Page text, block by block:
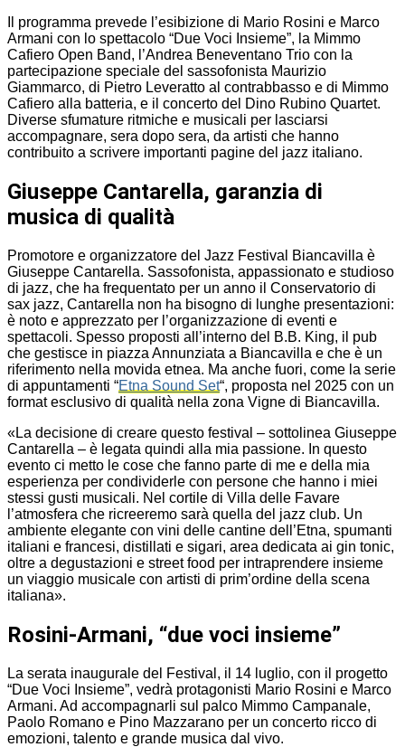
Il programma prevede l’esibizione di Mario Rosini e Marco
Armani con lo spettacolo “Due Voci Insieme”, la Mimmo
Cafiero Open Band, l’Andrea Beneventano Trio con la
partecipazione speciale del sassofonista Maurizio
Giammarco, di Pietro Leveratto al contrabbasso e di Mimmo
Cafiero alla batteria, e il concerto del Dino Rubino Quartet.
Diverse sfumature ritmiche e musicali per lasciarsi
accompagnare, sera dopo sera, da artisti che hanno
contribuito a scrivere importanti pagine del jazz italiano.
Giuseppe Cantarella, garanzia di
musica di qualità
Promotore e organizzatore del Jazz Festival Biancavilla è
Giuseppe Cantarella. Sassofonista, appassionato e studioso
di jazz, che ha frequentato per un anno il Conservatorio di
sax jazz, Cantarella non ha bisogno di lunghe presentazioni:
è noto e apprezzato per l’organizzazione di eventi e
spettacoli. Spesso proposti all’interno del B.B. King, il pub
che gestisce in piazza Annunziata a Biancavilla e che è un
riferimento nella movida etnea. Ma anche fuori, come la serie
di appuntamenti “Etna Sound Set“, proposta nel 2025 con un
format esclusivo di qualità nella zona Vigne di Biancavilla.
«La decisione di creare questo festival – sottolinea Giuseppe
Cantarella – è legata quindi alla mia passione. In questo
evento ci metto le cose che fanno parte di me e della mia
esperienza per condividerle con persone che hanno i miei
stessi gusti musicali. Nel cortile di Villa delle Favare
l’atmosfera che ricreeremo sarà quella del jazz club. Un
ambiente elegante con vini delle cantine dell’Etna, spumanti
italiani e francesi, distillati e sigari, area dedicata ai gin tonic,
oltre a degustazioni e street food per intraprendere insieme
un viaggio musicale con artisti di prim’ordine della scena
italiana».
Rosini-Armani, “due voci insieme”
La serata inaugurale del Festival, il 14 luglio, con il progetto
“Due Voci Insieme”, vedrà protagonisti Mario Rosini e Marco
Armani. Ad accompagnarli sul palco Mimmo Campanale,
Paolo Romano e Pino Mazzarano per un concerto ricco di
emozioni, talento e grande musica dal vivo.